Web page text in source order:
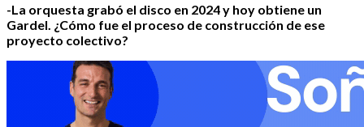
-La orquesta grabó el disco en 2024 y hoy obtiene un
Gardel. ¿Cómo fue el proceso de construcción de ese
proyecto colectivo?